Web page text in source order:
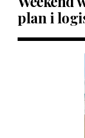
plan i